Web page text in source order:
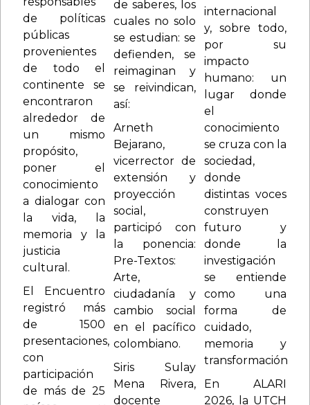
de políticas
públicas
provenientes
de todo el
continente se
encontraron
alrededor de
un mismo
propósito,
poner el
conocimiento
a dialogar con
la vida, la
memoria y la
justicia
cultural.
El Encuentro
registró más
de 1500
presentaciones,
con
participación
de más de 25
de saberes, los
cuales no solo
se estudian: se
defienden, se
reimaginan y
se reivindican,
así:
Arneth
Bejarano,
vicerrector de
extensión y
proyección
social,
participó con
la ponencia:
Pre-Textos:
Arte,
ciudadanía y
cambio social
en el pacífico
colombiano.
Siris Sulay
Mena Rivera,
docente
internacional
y, sobre todo,
por su
impacto
humano: un
lugar donde
el
conocimiento
se cruza con la
sociedad,
donde
distintas voces
construyen
futuro y
donde la
investigación
se entiende
como una
forma de
cuidado,
memoria y
transformación.
En ALARI
2026, la UTCH